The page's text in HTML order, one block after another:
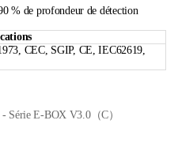
% de profondeur de détection
CEC, SGIP, CE, IEC62619,
Série E-BOX V3.0（C）